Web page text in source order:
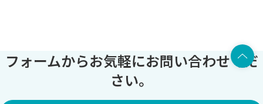
フォームからお気軽にお問い合わせくだ
さい。